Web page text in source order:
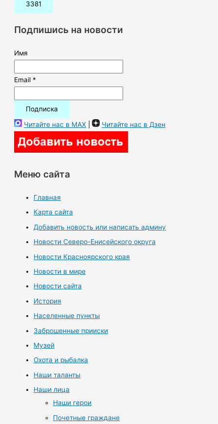
:Подпишись на новости
Имя
Email *
Читайте нас в MAX | Читайте нас в Дзен
Меню сайта
Главная
Карта сайта
Добавить новость или написать админу
Новости Северо-Енисейского округа
Новости Красноярского края
Новости в мире
Новости сайта
История
Населенные пункты
Заброшенные прииски
Музей
Охота и рыбалка
Наши таланты
Наши лица
Наши герои
Почетные граждане